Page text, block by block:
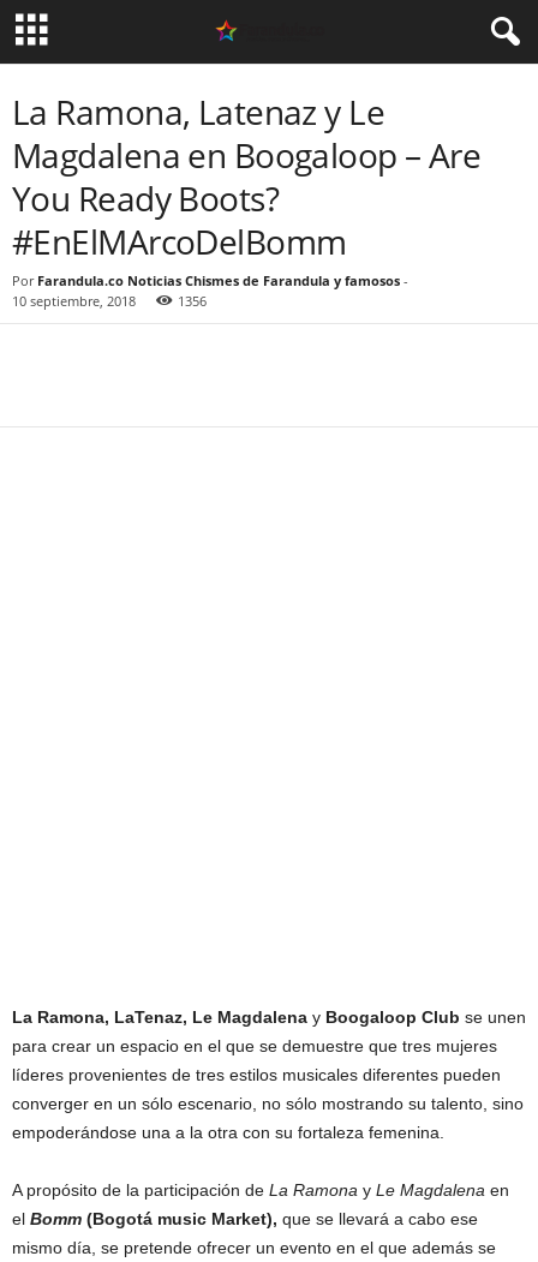
La Ramona, Latenaz y Le
Magdalena en Boogaloop – Are
You Ready Boots?
#EnElMArcoDelBomm
Por Farandula.co Noticias Chismes de Farandula y famosos -
10 septiembre, 2018
1356
La Ramona, LaTenaz, Le Magdalena y Boogaloop Club se unen
para crear un espacio en el que se demuestre que tres mujeres
líderes provenientes de tres estilos musicales diferentes pueden
converger en un sólo escenario, no sólo mostrando su talento, sino
empoderándose una a la otra con su fortaleza femenina.
A propósito de la participación de La Ramona y Le Magdalena en
el Bomm (Bogotá music Market), que se llevará a cabo ese
mismo día, se pretende ofrecer un evento en el que además se